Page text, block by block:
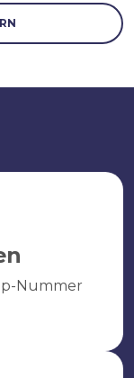
Nummer